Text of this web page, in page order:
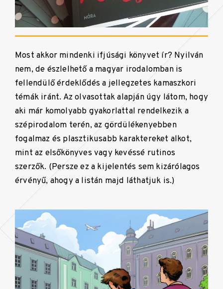
Most akkor mindenki ifjúsági könyvet ír? Nyilván
nem, de észlelhető a magyar irodalomban is
fellendülő érdeklődés a jellegzetes kamaszkori
témák iránt. Az olvasottak alapján úgy látom, hogy
aki már komolyabb gyakorlattal rendelkezik a
szépirodalom terén, az gördülékenyebben
fogalmaz és plasztikusabb karaktereket alkot,
mint az elsőkönyves vagy kevéssé rutinos
szerzők. (Persze ez a kijelentés sem kizárólagos
érvényű, ahogy a listán majd láthatjuk is.)